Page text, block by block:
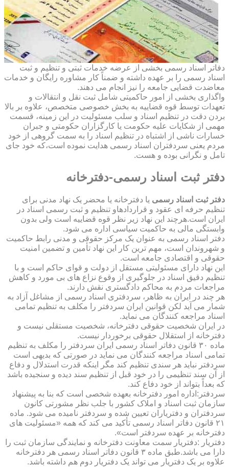
دفاتر اسناد رسمی بخشی از عرضه خدمات ثبتی و تنظیم و ثبت
اسناد رسمی را بر عهده داشته و ضمناً کار مشاوره رایگان و خدمات
معاضدت قضایی جامعه را نیز انجام می دهند.
واگذاری بخشی از امور حاکمیتی شامل ثبت نقل و انتقالات و
تعهدات توسط قوه قضاییه به بخش خصوصی متخصص، علاوه بر بالا
بردن دقت در تنظیم اسناد و سلب مسئولیت در این زمینه، قسمت
مهمی از شکایات علیه حکومت یا کارگزاران حکومتی و جبران
خسارات ناشی از اشتباه در تنظیم اسناد را به سمت گروهی از خود
مردم یعنی سردفتران اسناد رسمی هدایت نموده است،که خود جای
تامل و نگرانی بوده و هست.
دفتر ثبت اسناد رسمی-دفترخانه
دفتر ثبت اسناد رسمی یا دفترخانه یا محضر یک نهاد مدنی برای
تنظیم حرفه ای عقود و قراردادهاو تنظیم و ثبت رسمی اسناد در
ایران است.هرچند این نهاد زیر نظر قوه قضاییه است ولی بدون
وابستگی مالی به حاکمیت سیاسی اداره می شود.
دفتر اسناد رسمی به عنوان یک مرکز حقوقی و مدنی رابط حاکمیت
و شهروندان است، مهم ترین کار این نهاد تأمین و تضمین امنیت
حقوقی و اقتصادی جامعه است.
این نهاد دارای مسئولیتی مستقل از دولت و قوای حاکم است و با
تنظیم دقیق اسناد در جلوگیری از وقوع نزاع های بی مورد و کاهش
مراجعات مردم به محاکم دادگستری نقش دارند.
هر چند در ایران به ظاهر، سردفتری اسناد رسمی از مشاغل آزاد به
شمار می آید لکن قوانین ایران سردفتر را مکلف به تنظیم تمامی
اسناد مراجعه کنندگان می نماید.
در ایران شخصیت حقوقی دفترخانه، شخصیت مستقلی نیست و
دفترخانه از استقلال حقوقی برخوردار نیست.
ماده ۳۰ قانون دفاتر اسناد رسمی ایران سردفتر را مکلف به تنظیم
تمامی اسناد مراجعه کنندگان می نماید در صورتی که بدیهی است
سردفتر نباید هر سندی تنظیم کند مگر اینکه قدرت استدلال و دفاع
از آن سند تنظیمی را در خود قبل از تنظیم سند دیده و سنجیده باشد
که بعداً بتواند از خود دفاع کند.
سردفتر:اداره امور دفترخانه بعهده شخصی است که بنا به پیشنهاد
سازمان ثبت اسناد و املاک کشور با جلب نظر مشورتی کانون
سردفتران و دفتریاران تعیین شده و سردفتر نامیده می شود. ماده
۲۱ قانون دفاتر اسناد رسمی تأکید می کند که همه «مسئولیت های
دفترخانه بر عهده سردفتر است».
دفتریار :دفتریار سمت معاونت دفترخانه و نمایندگی سازمان ثبت را
دارا می باشد.طبق ماده ۳ قانون دفاتر اسناد رسمی هر دفترخانه
علاوه بر یک دفتریار می تواند یک دفتریار دوم هم داشته باشد.